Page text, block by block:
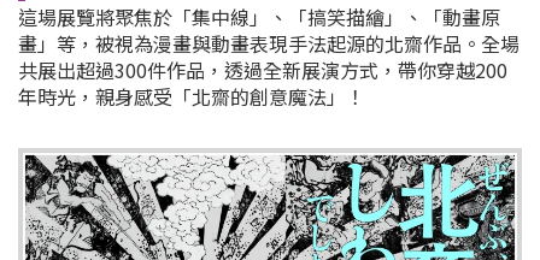
這場展覽將聚焦於「集中線」、「搞笑描繪」、「動畫原
畫」等，被視為漫畫與動畫表現手法起源的北齋作品。全場
共展出超過300件作品，透過全新展演方式，帶你穿越200
年時光，親身感受「北齋的創意魔法」！